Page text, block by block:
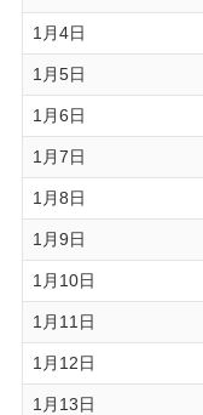
1月4日
1月5日
1月6日
1月7日
1月8日
1月9日
1月10日
1月11日
1月12日
1月13日